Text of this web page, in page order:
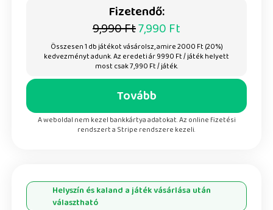
Fizetendő:
9,990 Ft7,990 Ft
Összesen1 db játékot vásárolsz, amire2000 Ft (20%)
kedvezményt adunk.Az eredeti ár9990 Ft / játék helyett
most csak7,990 Ft / játék.
Tovább
A weboldal nem kezel bankkártya adatokat. Az online fizetési
rendszert a Stripe rendszere kezeli.
Helyszín és kaland a játék vásárlása után
választható